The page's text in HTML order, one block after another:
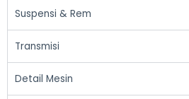
Suspensi & Rem
Transmisi
Detail Mesin